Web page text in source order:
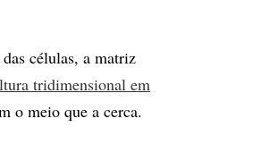
células, a matriz
tridimensional em
o meio que a cerca.